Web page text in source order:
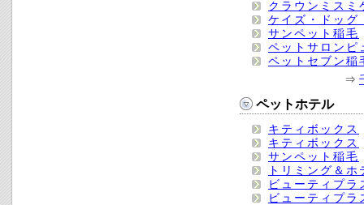
クラウンミスミ
ケイズ・ドッグ
サンペット稲毛
ペットサロンピ
ペットセブン稲
⇒
ペットホテル
キティボックス
キティボックス
サンペット稲毛
トリミング＆
ビューティプラ
ビューティプラ